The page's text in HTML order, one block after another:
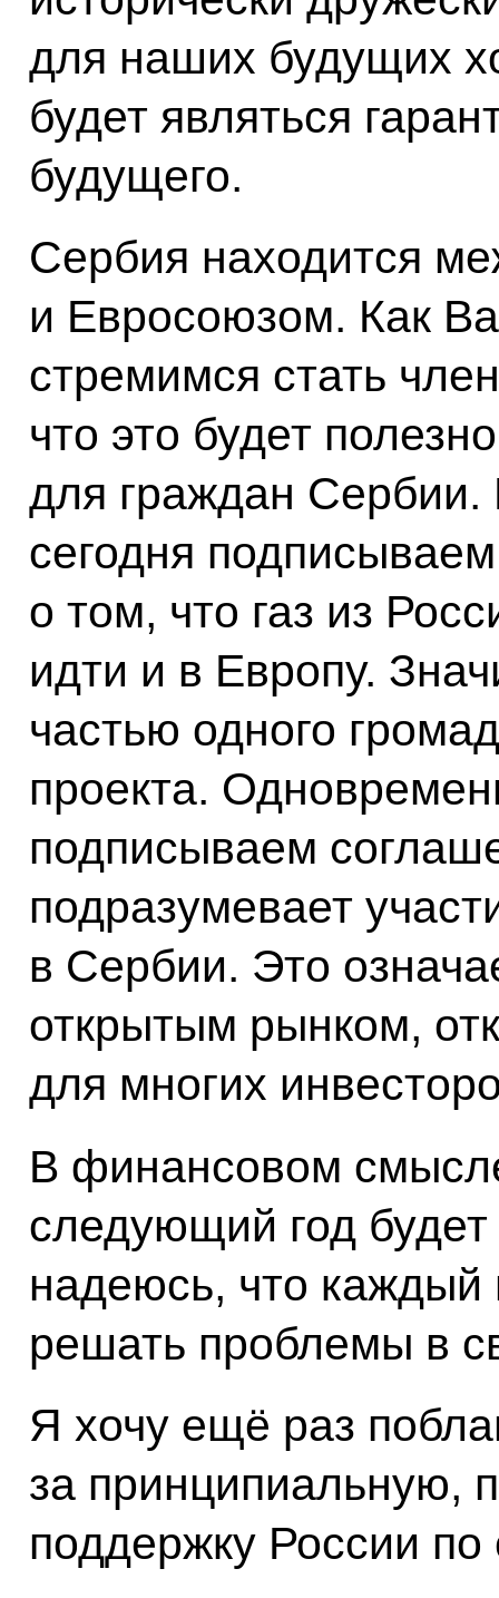
для наших будущих
будет являться
будущего.
Сербия находится
и Евросоюзом. Как
стремимся стать
что это будет
для граждан Сербии.
сегодня подписываем
о том, что газ из
идти и в Европу.
частью одного
проекта.
подписываем
подразумевает
в Сербии. Это
открытым рынком,
для многих
В финансовом
следующий год
надеюсь, что каждый
решать проблемы в
Я хочу ещё раз
за принципиальную,
поддержку России